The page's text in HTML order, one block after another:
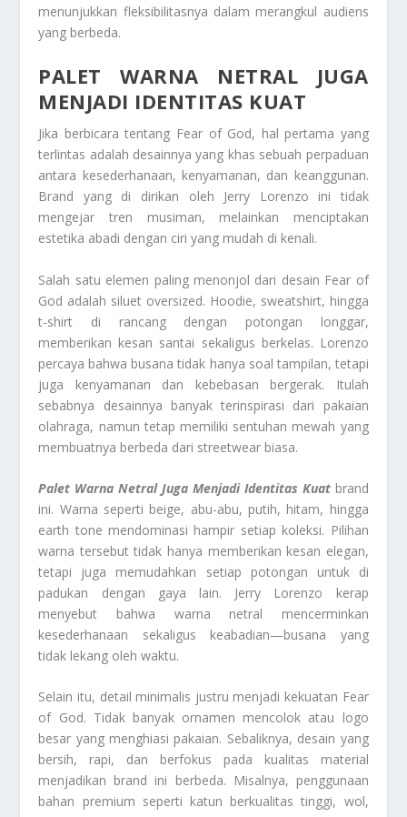
menunjukkan fleksibilitasnya dalam merangkul audiens
yang berbeda.
PALET WARNA NETRAL JUGA
MENJADI IDENTITAS KUAT
Jika berbicara tentang Fear of God, hal pertama yang
terlintas adalah desainnya yang khas sebuah perpaduan
antara kesederhanaan, kenyamanan, dan keanggunan.
Brand yang di dirikan oleh Jerry Lorenzo ini tidak
mengejar tren musiman, melainkan menciptakan
estetika abadi dengan ciri yang mudah di kenali.
Salah satu elemen paling menonjol dari desain Fear of
God adalah siluet oversized. Hoodie, sweatshirt, hingga
t-shirt di rancang dengan potongan longgar,
memberikan kesan santai sekaligus berkelas. Lorenzo
percaya bahwa busana tidak hanya soal tampilan, tetapi
juga kenyamanan dan kebebasan bergerak. Itulah
sebabnya desainnya banyak terinspirasi dari pakaian
olahraga, namun tetap memiliki sentuhan mewah yang
membuatnya berbeda dari streetwear biasa.
Palet Warna Netral Juga Menjadi Identitas Kuatbrand
ini. Warna seperti beige, abu-abu, putih, hitam, hingga
earth tone mendominasi hampir setiap koleksi. Pilihan
warna tersebut tidak hanya memberikan kesan elegan,
tetapi juga memudahkan setiap potongan untuk di
padukan dengan gaya lain. Jerry Lorenzo kerap
menyebut bahwa warna netral mencerminkan
kesederhanaan sekaligus keabadian—busana yang
tidak lekang oleh waktu.
Selain itu, detail minimalis justru menjadi kekuatan Fear
of God. Tidak banyak ornamen mencolok atau logo
besar yang menghiasi pakaian. Sebaliknya, desain yang
bersih, rapi, dan berfokus pada kualitas material
menjadikan brand ini berbeda. Misalnya, penggunaan
bahan premium seperti katun berkualitas tinggi, wol,